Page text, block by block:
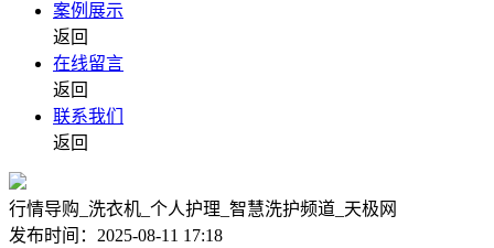
案例展示
返回
在线留言
返回
联系我们
返回
行情导购_洗衣机_个人护理_智慧洗护频道_天极网
发布时间：2025-08-11 17:18